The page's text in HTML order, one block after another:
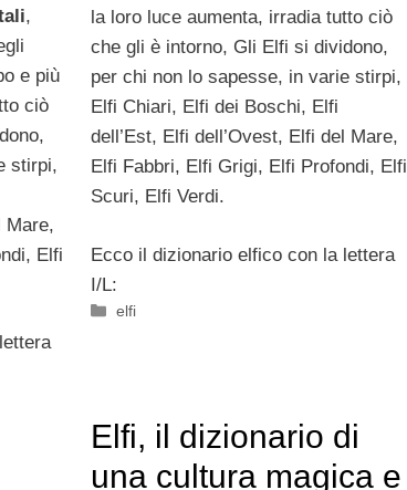
la loro luce aumenta, irradia tutto ciò
che gli è intorno, Gli Elfi si dividono,
per chi non lo sapesse, in varie stirpi,
Elfi Chiari, Elfi dei Boschi, Elfi
dell’Est, Elfi dell’Ovest, Elfi del Mare,
Elfi Fabbri, Elfi Grigi, Elfi Profondi, Elfi
Scuri, Elfi Verdi.
Ecco il dizionario elfico con la lettera
I/L:
Categorie
elfi
,
e più
ciò
stirpi,
Mare,
Elfi
Elfi, il dizionario di
una cultura magica e